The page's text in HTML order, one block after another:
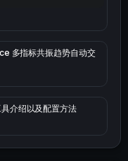
多指标共振趋势自动交
介绍以及配置方法